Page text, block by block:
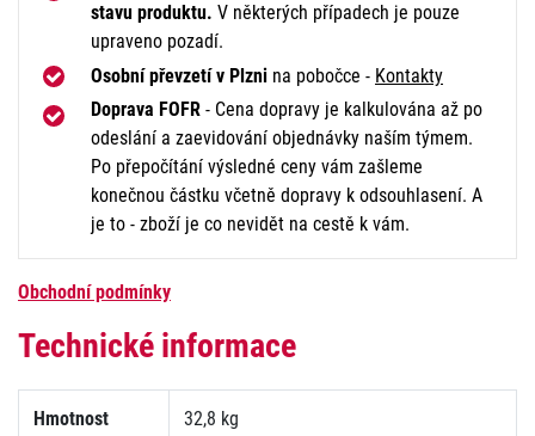
stavu produktu. V některých případech je pouze
upraveno pozadí.
Osobní převzetí v Plzni na pobočce - Kontakty
Doprava FOFR - Cena dopravy je kalkulována až po
odeslání a zaevidování objednávky naším týmem.
Po přepočítání výsledné ceny vám zašleme
konečnou částku včetně dopravy k odsouhlasení. A
je to - zboží je co nevidět na cestě k vám.
Obchodní podmínky
Technické informace
Hmotnost 32,8 kg